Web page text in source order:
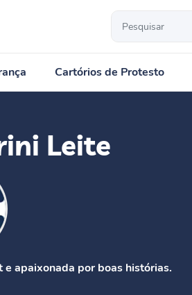
Cartórios de Protesto
Leite
apaixonada por boas histórias.